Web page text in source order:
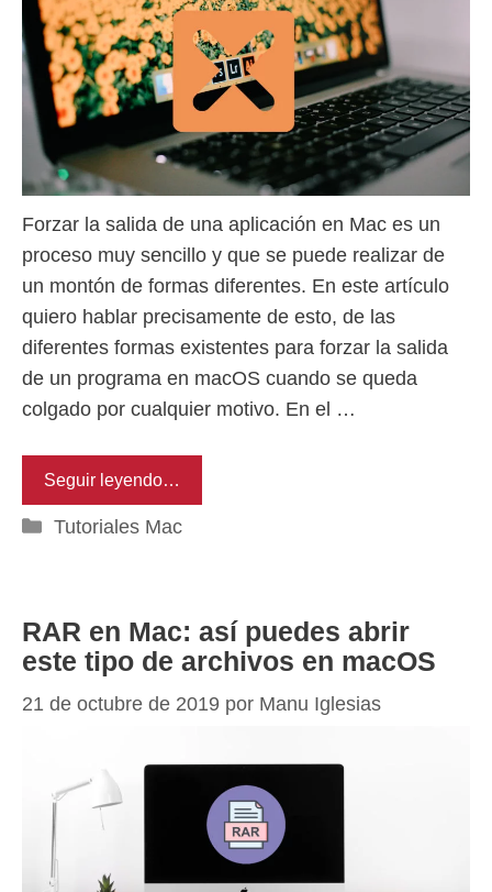
Forzar la salida de una aplicación en Mac es un
proceso muy sencillo y que se puede realizar de
un montón de formas diferentes. En este artículo
quiero hablar precisamente de esto, de las
diferentes formas existentes para forzar la salida
de un programa en macOS cuando se queda
colgado por cualquier motivo. En el …
Seguir leyendo…
Categorías
Tutoriales Mac
RAR en Mac: así puedes abrir
este tipo de archivos en macOS
21 de octubre de 2019 por Manu Iglesias